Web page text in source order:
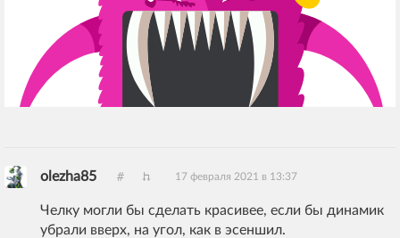
olezha85 17 февраля 2021 в 13:37
Челку могли бы сделать красивее, если бы динамик
убрали вверх, на угол, как в эсеншил.